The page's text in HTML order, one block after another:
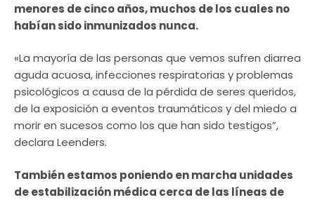
menores de cinco años, muchos de los cuales no
habían sido inmunizados nunca.
«La mayoría de las personas que vemos sufren diarrea
aguda acuosa, infecciones respiratorias y problemas
psicológicos a causa de la pérdida de seres queridos,
de la exposición a eventos traumáticos y del miedo a
morir en sucesos como los que han sido testigos”,
declara Leenders.
También estamos poniendo en marcha unidades
de estabilización médica cerca de las líneas de